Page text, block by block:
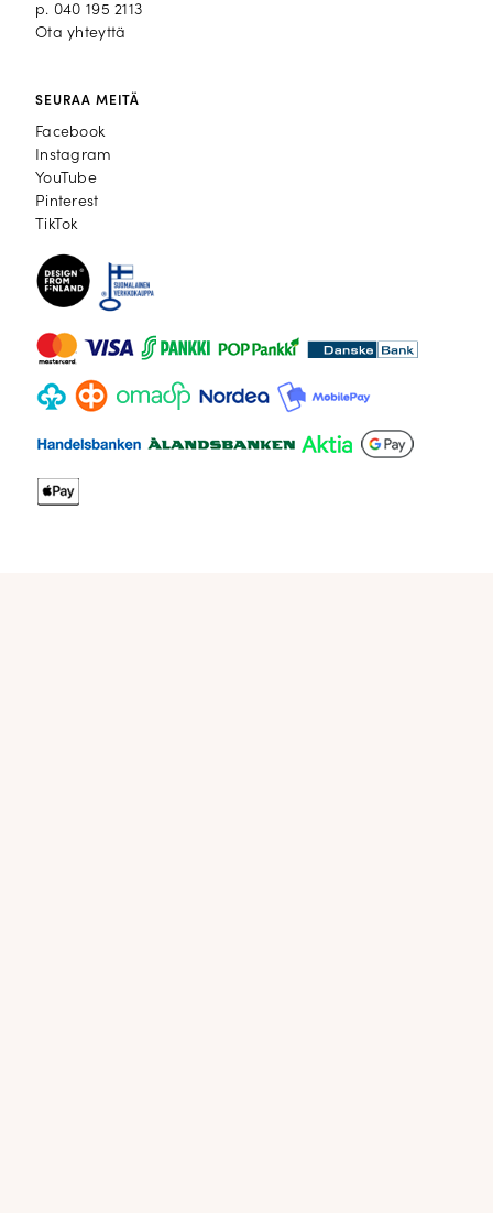
p. 040 195 2113
Ota yhteyttä
SEURAA MEITÄ
Facebook
Facebook
Instagram
Instagram
YouTube
YouTube
Pinterest
Pinterest
TikTok
TikTok